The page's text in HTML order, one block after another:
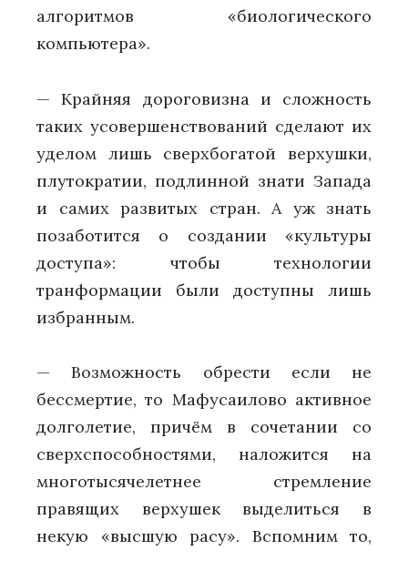
алгоритмов «биологического
компьютера».
— Крайняя дороговизна и сложность
таких усовершенствований сделают их
уделом лишь сверхбогатой верхушки,
плутократии, подлинной знати Запада
и самих развитых стран. А уж знать
позаботится о создании «культуры
доступа»: чтобы технологии
транформации были доступны лишь
избранным.
— Возможность обрести если не
бессмертие, то Мафусаилово активное
долголетие, причём в сочетании со
сверхспособностями, наложится на
многотысячелетнее стремление
правящих верхушек выделиться в
некую «высшую расу». Вспомним то,